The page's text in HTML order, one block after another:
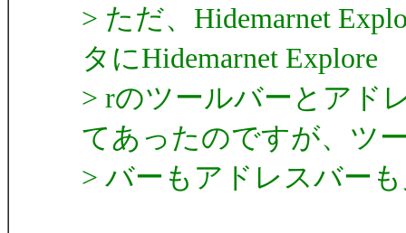
> ただ、Hidemarnet
タにHidemarnet Explore
> rのツールバーとアド
てあったのですが、ツ
> バーもアドレスバー